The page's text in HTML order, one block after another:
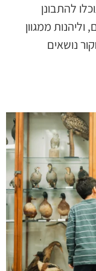
להתבונן
ממגוון
נושאים